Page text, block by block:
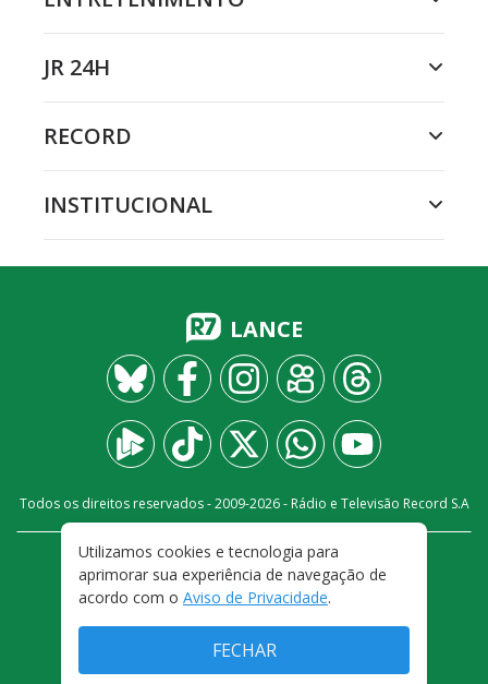
JR 24H
RECORD
INSTITUCIONAL
LANCE
Todos os direitos reservados - 2009-2026- Rádio e Televisão Record S.A
FALE CONOSCO
PRIVACIDADE
TERMOS E CONDIÇÕES DE USO
Utilizamos cookies e tecnologia para
aprimorar sua experiência de navegação de
acordo com o Aviso de Privacidade.
FECHAR